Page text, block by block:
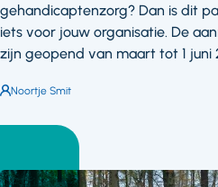
gehandicaptenzorg? Dan is dit
iets voor jouw organisatie. De
zijn geopend van maart tot 1 juni
Auteur:
Noortje Smit